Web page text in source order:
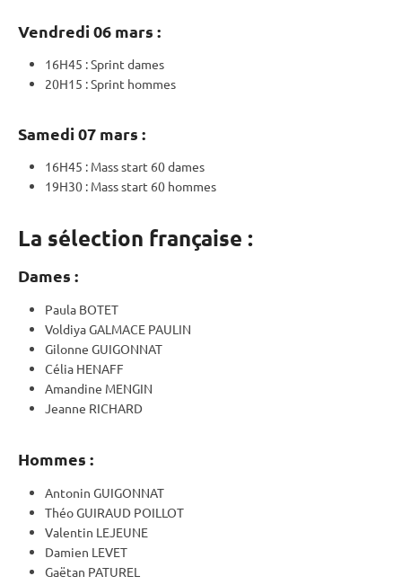
Vendredi 06 mars :
16H45 :Sprint dames
20H15 :Sprint hommes
Samedi 07 mars :
16H45 : Mass start 60 dames
19H30 : Mass start 60 hommes
La sélection française :
Dames :
Paula BOTET
Voldiya GALMACE PAULIN
Gilonne GUIGONNAT
Célia HENAFF
Amandine MENGIN
Jeanne RICHARD
Hommes :
Antonin GUIGONNAT
Théo GUIRAUD POILLOT
Valentin LEJEUNE
Damien LEVET
Gaëtan PATUREL